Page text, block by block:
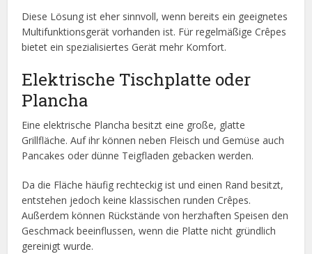
Diese Lösung ist eher sinnvoll, wenn bereits ein geeignetes
Multifunktionsgerät vorhanden ist. Für regelmäßige Crêpes
bietet ein spezialisiertes Gerät mehr Komfort.
Elektrische Tischplatte oder
Plancha
Eine elektrische Plancha besitzt eine große, glatte
Grillfläche. Auf ihr können neben Fleisch und Gemüse auch
Pancakes oder dünne Teigfladen gebacken werden.
Da die Fläche häufig rechteckig ist und einen Rand besitzt,
entstehen jedoch keine klassischen runden Crêpes.
Außerdem können Rückstände von herzhaften Speisen den
Geschmack beeinflussen, wenn die Platte nicht gründlich
gereinigt wurde.